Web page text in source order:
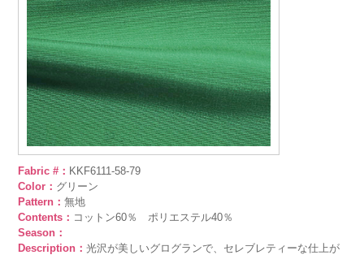
Fabric #： KKF6111-58-79
Color： グリーン
Pattern：無地
Contents： コットン60％ ポリエステル40％
Season：
Description：光沢が美しいグログランで、セレブレティーな仕上が